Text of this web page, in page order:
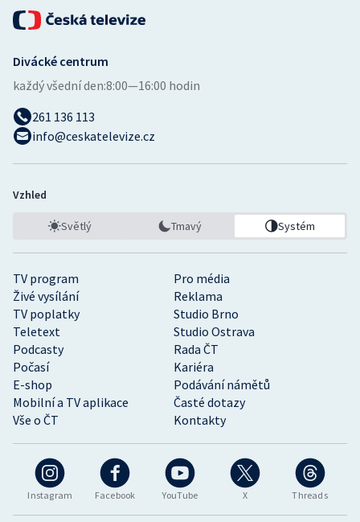
Instagram Facebook YouTube X Threads
TV program
Pro média
Živé vysílání
Reklama
TV poplatky
Studio Brno
Teletext
Studio Ostrava
Podcasty
Rada ČT
Počasí
Kariéra
E-shop
Podávání námětů
Mobilní a TV aplikace
Časté dotazy
Vše o ČT
Kontakty
Divácké centrum
každý všední den:8:00—16:00 hodin
261 136 113
info@ceskatelevize.cz
Vzhled
Světlý Tmavý Systém